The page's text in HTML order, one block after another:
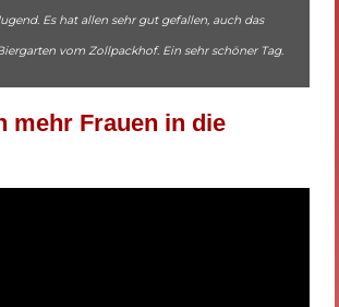
Es hat allen sehr gut gefallen, auch das
vom Zollpackhof. Ein sehr schöner Tag.
mehr Frauen in die